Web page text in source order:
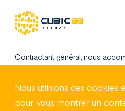
Contractant général, nous
en France.
Nous utilisons des cookies
pour vous montrer un